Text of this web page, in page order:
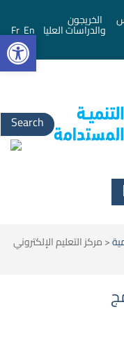
الخريجون
والدراسات العليا En
Fr
<مركز التعليم الإلكتروني